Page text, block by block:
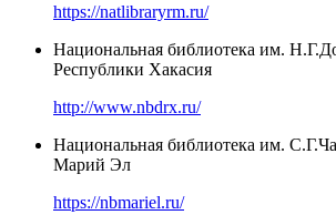
https://natlibraryrm.ru/
Национальная библиотека им.
Республики Хакасия
http://www.nbdrx.ru/
Национальная библиотека им.
Марий Эл
https://nbmariel.ru/